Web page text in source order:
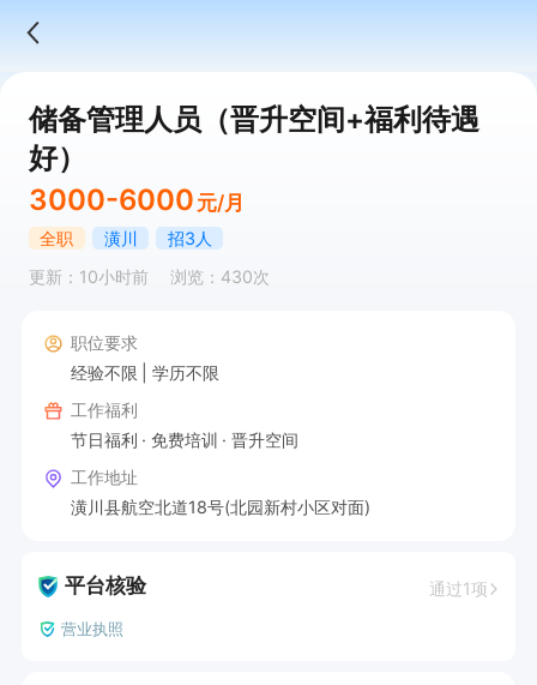
储备管理人员（晋升空间+福利待遇
好）
3000-6000 元/月
全职 潢川
招3人
更新：10小时前
浏览：430次
职位要求
经验不限
学历不限
工作福利
节日福利
免费培训
晋升空间
工作地址
潢川县航空北道18号(北园新村小区对面)
平台核验 通过1项
营业执照